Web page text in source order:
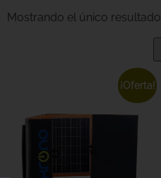
Mostrando el único resultado
¡Oferta!